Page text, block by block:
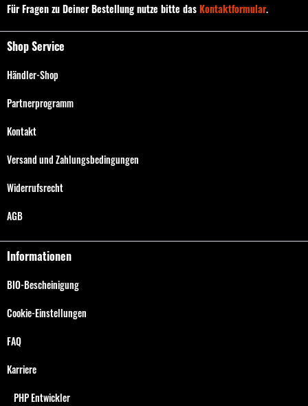
Für Fragen zu Deiner Bestellung nutze bitte dasKontaktformular.
Shop Service
Händler-Shop
Partnerprogramm
Kontakt
Versand und Zahlungsbedingungen
Widerrufsrecht
AGB
Informationen
BIO-Bescheinigung
Cookie-Einstellungen
FAQ
Karriere
PHP Entwickler